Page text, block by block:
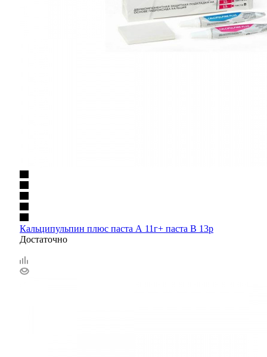
Кальципульпин плюс паста А 11г+ паста В 13р
Достаточно